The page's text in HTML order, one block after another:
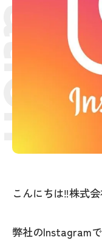
こんにちは‼株式
弊社のInstagram